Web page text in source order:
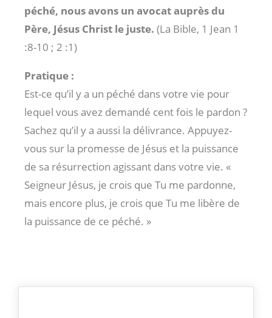
péché, nous avons un avocat auprès du
Père, Jésus Christ le juste. (La Bible, 1 Jean 1
:8-10 ; 2 :1)
Pratique :
Est-ce qu’il y a un péché dans votre vie pour
lequel vous avez demandé cent fois le pardon ?
Sachez qu’il y a aussi la délivrance. Appuyez-
vous sur la promesse de Jésus et la puissance
de sa résurrection agissant dans votre vie. «
Seigneur Jésus, je crois que Tu me pardonne,
mais encore plus, je crois que Tu me libère de
la puissance de ce péché. »